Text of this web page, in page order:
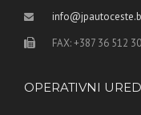
FAX: +387 36 512
OPERATIVNI